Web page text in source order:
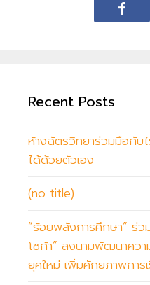
Recent Posts
ห้างฉัตรวิทยาร่วมมือกับ
ได้ด้วยตัวเอง
(no title)
“ร้อยพลังการศึกษา” ร่
โชก้า” ลงนามพัฒนาคว
ยุคใหม่ เพิ่มศักยภาพการ